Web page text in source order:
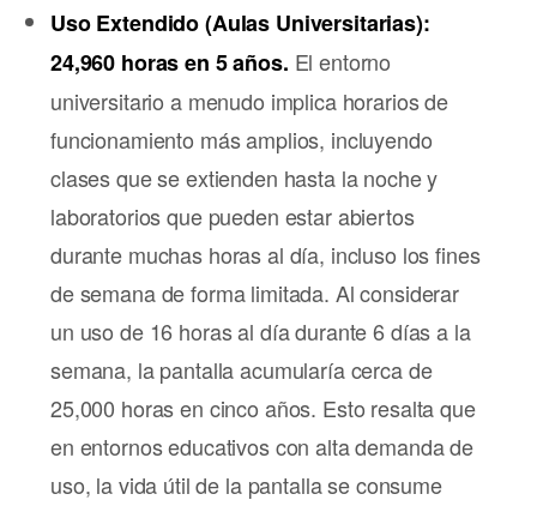
Uso Extendido (Aulas Universitarias):
24,960 horas en 5 años. El entorno
universitario a menudo implica horarios de
funcionamiento más amplios, incluyendo
clases que se extienden hasta la noche y
laboratorios que pueden estar abiertos
durante muchas horas al día, incluso los fines
de semana de forma limitada. Al considerar
un uso de 16 horas al día durante 6 días a la
semana, la pantalla acumularía cerca de
25,000 horas en cinco años. Esto resalta que
en entornos educativos con alta demanda de
uso, la vida útil de la pantalla se consume